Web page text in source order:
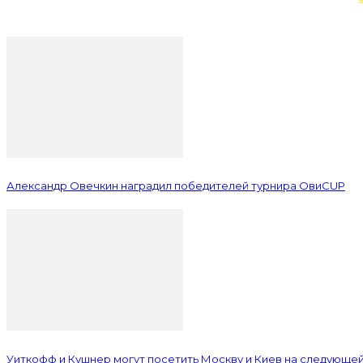
Александр Овечкин наградил победителей турнира ОвиCUP
Уиткофф и Кушнер могут посетить Москву и Киев на